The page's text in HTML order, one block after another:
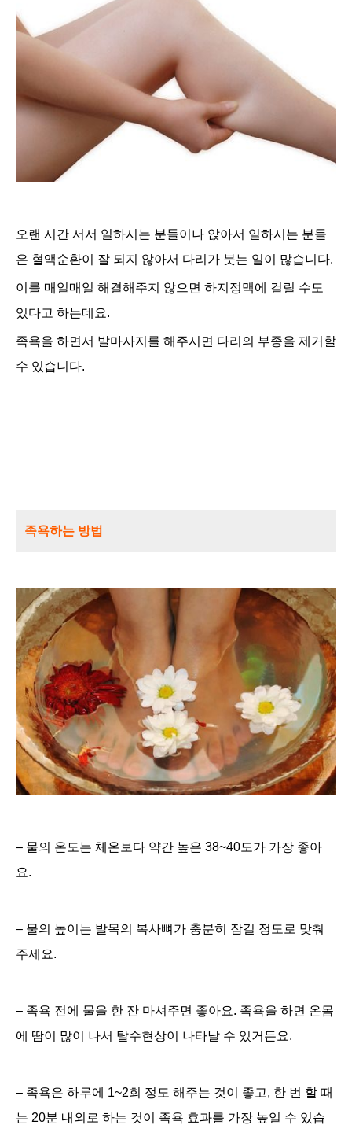
오랜 시간 서서 일하시는 분들이나 앉아서 일하시는 분들
은 혈액순환이 잘 되지 않아서 다리가 붓는 일이 많습니다.
이를 매일매일 해결해주지 않으면 하지정맥에 걸릴 수도
있다고 하는데요.
족욕을 하면서 발마사지를 해주시면 다리의 부종을 제거할
수 있습니다.
족욕하는 방법
– 물의 온도는 체온보다 약간 높은 38~40도가 가장 좋아
요.
– 물의 높이는 발목의 복사뼈가 충분히 잠길 정도로 맞춰
주세요.
– 족욕 전에 물을 한 잔 마셔주면 좋아요. 족욕을 하면 온몸
에 땀이 많이 나서 탈수현상이 나타날 수 있거든요.
– 족욕은 하루에 1~2회 정도 해주는 것이 좋고, 한 번 할 때
는 20분 내외로 하는 것이 족욕 효과를 가장 높일 수 있습